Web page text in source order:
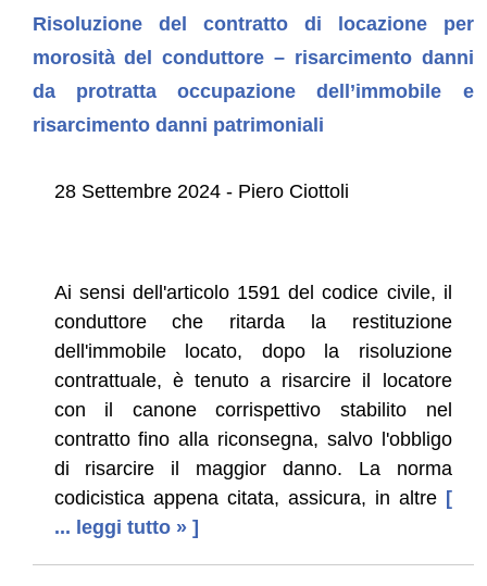
Risoluzione del contratto di locazione per
morosità del conduttore – risarcimento danni
da protratta occupazione dell’immobile e
risarcimento danni patrimoniali
28 Settembre 2024 - Piero Ciottoli
Ai sensi dell'articolo 1591 del codice civile, il
conduttore che ritarda la restituzione
dell'immobile locato, dopo la risoluzione
contrattuale, è tenuto a risarcire il locatore
con il canone corrispettivo stabilito nel
contratto fino alla riconsegna, salvo l'obbligo
di risarcire il maggior danno. La norma
codicistica appena citata, assicura, in altre [
... leggi tutto » ]